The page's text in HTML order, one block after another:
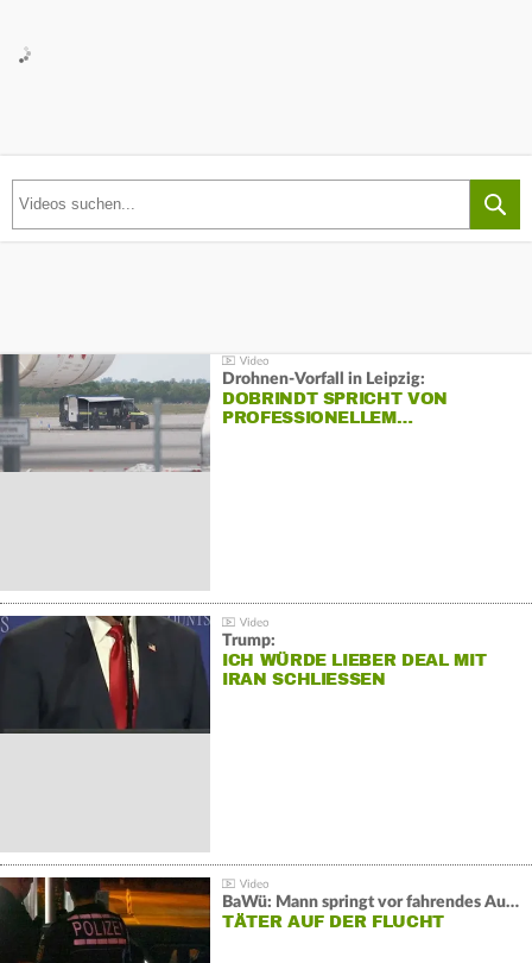
Drohnen-Vorfall in Leipzig:
DOBRINDT SPRICHT VON
PROFESSIONELLEM…
Trump:
ICH WÜRDE LIEBER DEAL MIT
IRAN SCHLIESSEN
BaWü: Mann springt vor fahrendes Auto und schießt
TÄTER AUF DER FLUCHT